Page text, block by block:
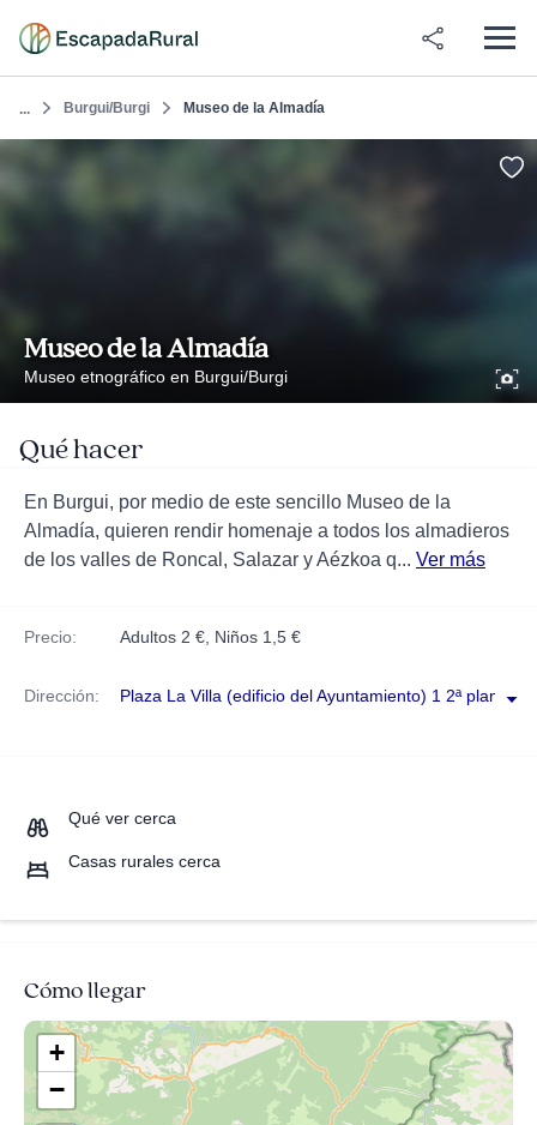
... Burgui/Burgi Museo de la Almadía
Museo de la Almadía
Museo etnográfico en Burgui/Burgi
Qué hacer
En Burgui, por medio de este sencillo Museo de la
Almadía, quieren rendir homenaje a todos los almadieros
de los valles de Roncal, Salazar y Aézkoa q... Ver más
Precio: Adultos 2 €, Niños 1,5 €
Dirección: Plaza La Villa (edificio del Ayuntamiento) 1 2ª planta
Qué ver cerca
Casas rurales cerca
Cómo llegar
+
−